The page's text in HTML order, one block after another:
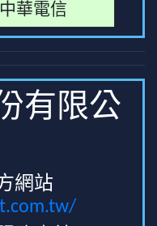
中華電信
有限公
網站